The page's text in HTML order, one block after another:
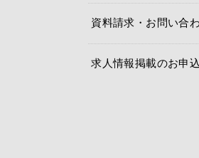
資料請求・お問い合
求人情報掲載のお申